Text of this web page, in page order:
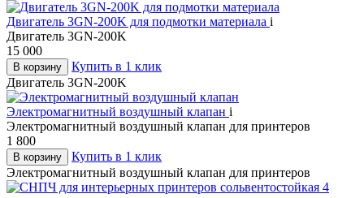
Двигатель 3GN-200K для подмотки материала i
Двигатель 3GN-200K
15 000
В корзину
Купить в 1 клик
Двигатель 3GN-200K
Электромагнитный воздушный клапан i
Электромагнитный воздушный клапан для принтеров
1 800
В корзину
Купить в 1 клик
Электромагнитный воздушный клапан для принтеров